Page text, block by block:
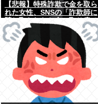
【悲報】特殊詐欺で金を取ら
れた女性、SNSの「詐欺師に
騙し取られたお金、取り戻せ
ます」」に釣られさらに240
万円失うwww